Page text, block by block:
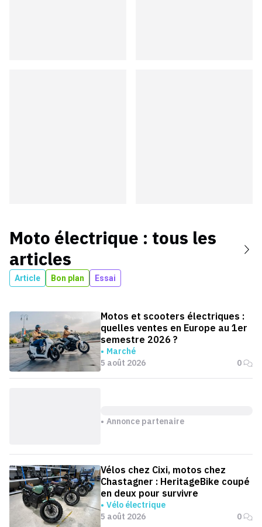
Moto électrique : tous les
articles
Article Bon plan Essai
Motos et scooters électriques :
quelles ventes en Europe au 1er
semestre 2026 ?
Marché
5 août 2026
0
Annonce partenaire
Vélos chez Cixi, motos chez
Chastagner : HeritageBike coupé
en deux pour survivre
Vélo électrique
5 août 2026
0